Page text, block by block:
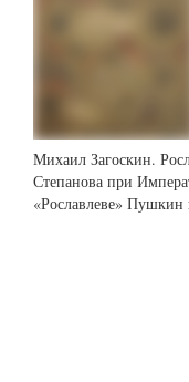
Михаил Загоскин.
Степанова при
«Рославлеве» Пушкин